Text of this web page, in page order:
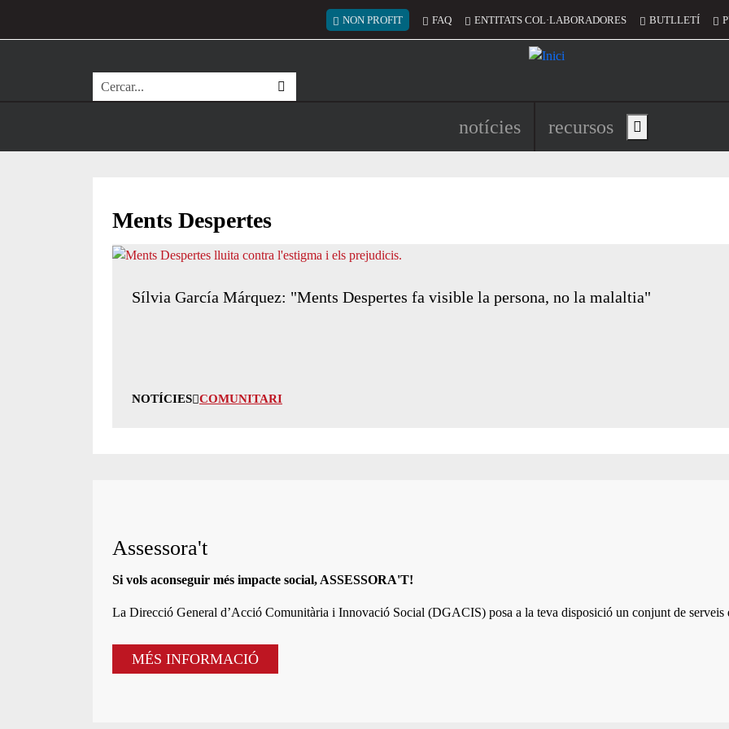
Menú del compte d'usuari
NON PROFIT FAQ ENTITATS COL·LABORADORES BUTLLETÍ
Cerca
Navegació principal de
notícies recursos Show main menu
Ments Despertes
Sílvia García Márquez: "Ments Despertes fa visible la persona, no la malaltia"
NOTÍCIES COMUNITARI
Assessora't
Si vols aconseguir més impacte social, ASSESSORA'T!
La Direcció General d’Acció Comunitària i Innovació Social (DGACIS) posa a la teva disposició un conjunt de
MÉS INFORMACIÓ